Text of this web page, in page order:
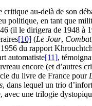
critique au-delà de son
en tant que
(il le dirigera de 1948 à
[10] (Le Jour, Combat
du rapport
automatiste[11],
encore (et d’autres
du livre de France pour
, dans lequel un trio
avec une trilogie